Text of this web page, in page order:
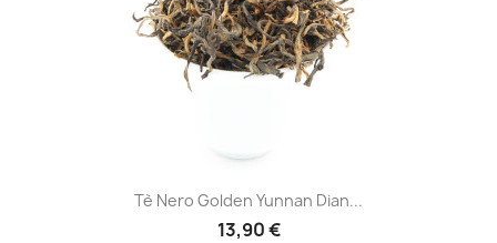
Tè Nero Golden Yunnan Dian...
13,90 €